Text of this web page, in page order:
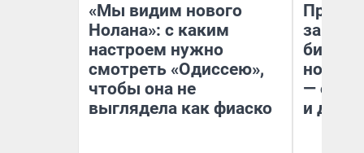
«Мы видим нового
Нолана»: с каким
настроем нужно
смотреть «Одиссею»,
чтобы она не
выглядела как фиаско
новый
— он
и даже